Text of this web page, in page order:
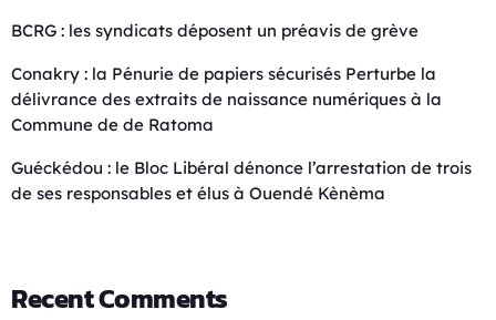
BCRG : les syndicats déposent un préavis de grève
Conakry : la Pénurie de papiers sécurisés Perturbe la
délivrance des extraits de naissance numériques à la
Commune de de Ratoma
Guéckédou : le Bloc Libéral dénonce l’arrestation de trois
de ses responsables et élus à Ouendé Kènèma
Recent Comments